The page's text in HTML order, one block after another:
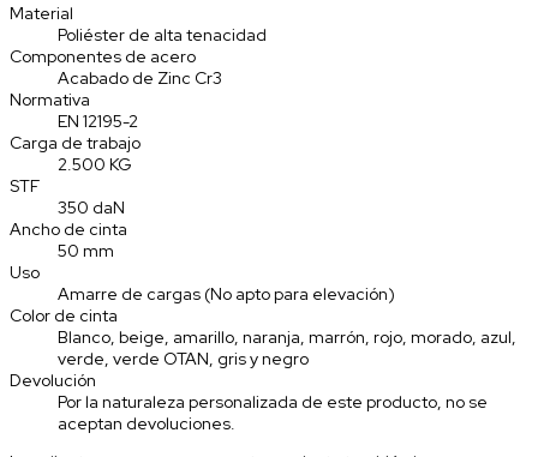
Material
Poliéster de alta tenacidad
Componentes de acero
Acabado de Zinc Cr3
Normativa
EN 12195-2
Carga de trabajo
2.500 KG
STF
350 daN
Ancho de cinta
50 mm
Uso
Amarre de cargas (No apto para elevación)
Color de cinta
Blanco, beige, amarillo, naranja, marrón, rojo, morado, azul,
verde, verde OTAN, gris y negro
Devolución
Por la naturaleza personalizada de este producto, no se
aceptan devoluciones.